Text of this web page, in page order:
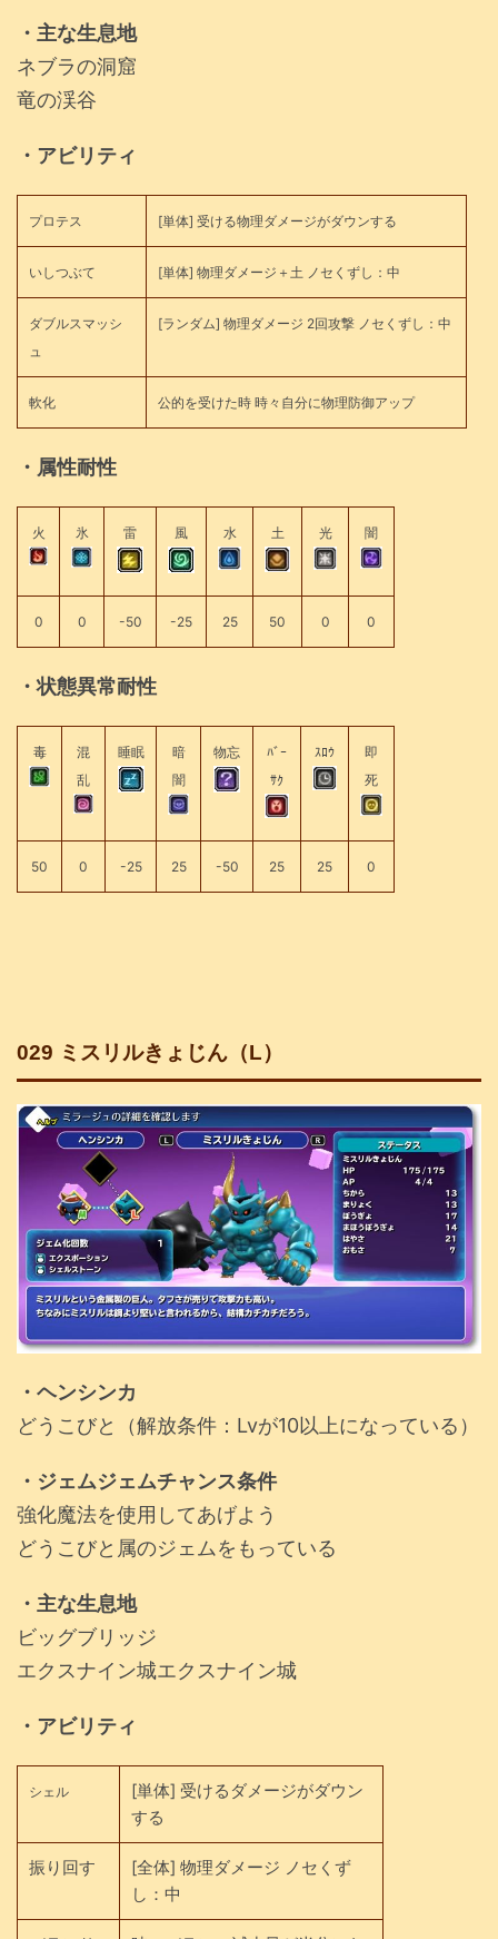
・主な生息地
ネブラの洞窟
竜の渓谷
・アビリティ
プロテス [単体] 受ける物理ダメージがダウンする
いしつぶて [単体] 物理ダメージ＋土 ノセくずし：中
ダブルスマッシ
ュ
[ランダム] 物理ダメージ 2回攻撃 ノセくずし：中
軟化 公的を受けた時 時々自分に物理防御アップ
・属性耐性
火 氷 雷 風 水 土 光 闇
0 0 -50 -25 25 50 0 0
・状態異常耐性
毒
混
乱
睡眠
暗
闇
物忘
ﾊﾞｰ
ｻｸ
ｽﾛｳ
即
死
50 0 -25 25 -50 25 25 0
029 ミスリルきょじん（L）
・ヘンシンカ
どうこびと（解放条件：Lvが10以上になっている）
・ジェムジェムチャンス条件
強化魔法を使用してあげよう
どうこびと属のジェムをもっている
・主な生息地
ビッグブリッジ
エクスナイン城エクスナイン城
・アビリティ
シェル
[単体] 受けるダメージがダウン
する
振り回す
[全体] 物理ダメージ ノセくず
し：中